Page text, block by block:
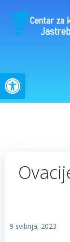
Open toolbar
9 svibnja, 2023